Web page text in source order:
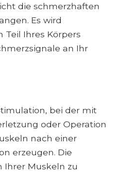
die schmerzhaften
Es wird
Ihres Körpers
an Ihr
bei der mit
oder Operation
nach einer
erzeugen. Die
Ihrer Muskeln zu